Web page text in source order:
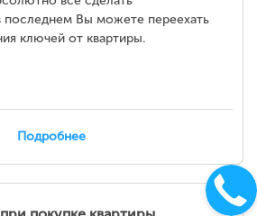
последнем Вы можете переехать
ключей от квартиры.
Подробнее